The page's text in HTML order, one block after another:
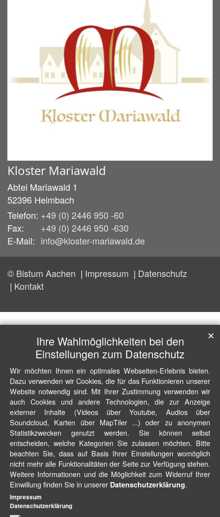
Kloster Mariawald
Abtei Mariawald 1
52396 Heimbach
Telefon: +49 (0) 2446 950 -60
Fax:
+49 (0) 2446 950 -630
E-Mail: info@kloster-mariawald.de
© Bistum Aachen Impressum
Datenschutz
Kontakt
Ihre Wahlmöglichkeiten bei den
Einstellungen zum Datenschutz
Wir möchten Ihnen ein optimales Webseiten-Erlebnis bieten.
Dazu verwenden wir Cookies, die für das Funktionieren unserer
Website notwendig sind. Mit Ihrer Zustimmung verwenden wir
auch Cookies und andere Technologien, die zur Anzeige
externer Inhalte (Videos über Youtube, Audios über
Soundcloud, Karten über MapTiler ...) oder zu anonymen
Statistikzwecken genutzt werden. Sie können selbst
entscheiden, welche Kategorien Sie zulassen möchten. Bitte
beachten Sie, dass auf Basis Ihrer Einstellungen womöglich
nicht mehr alle Funktionalitäten der Seite zur Verfügung stehen.
Weitere Informationen und die Möglichkeit zum Widerruf Ihrer
Einwillung finden Sie in unserer Datenschutzerklärung.
✕
Impressum
Datenschutzerklärung